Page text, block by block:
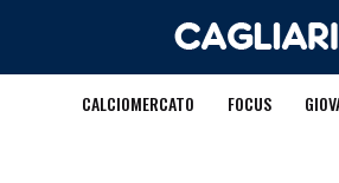
CALCIOMERCATO FOCUS